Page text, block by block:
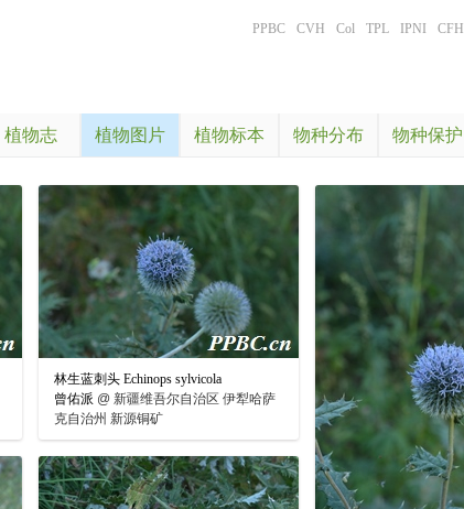
PPBC CVH Col TPL IPNI CFH
植物志 植物图片 植物标本 物种分布 物种保护
林生蓝刺头 Echinops sylvicola
曾佑派 @ 新疆维吾尔自治区 伊犁哈萨
克自治州 新源铜矿